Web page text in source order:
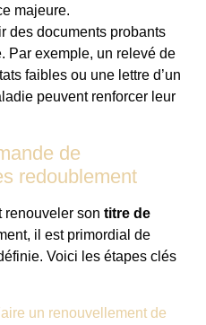
majeure.
des documents probants
Par exemple, un relevé de
faibles ou une lettre d’un
peuvent renforcer leur
de
redoublement
renouveler son titre de
il est primordial de
Voici les étapes clés
un renouvellement de